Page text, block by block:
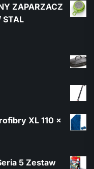
ZAPARZACZ
STAL
XL 110 x
5 Zestaw